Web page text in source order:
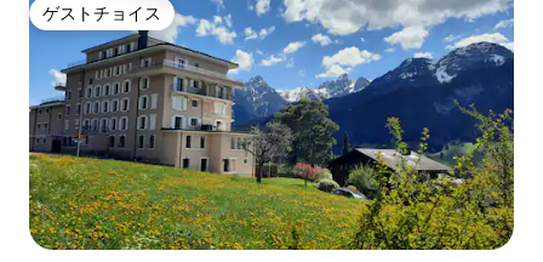
ゲストチョイス
ゲストチョイス